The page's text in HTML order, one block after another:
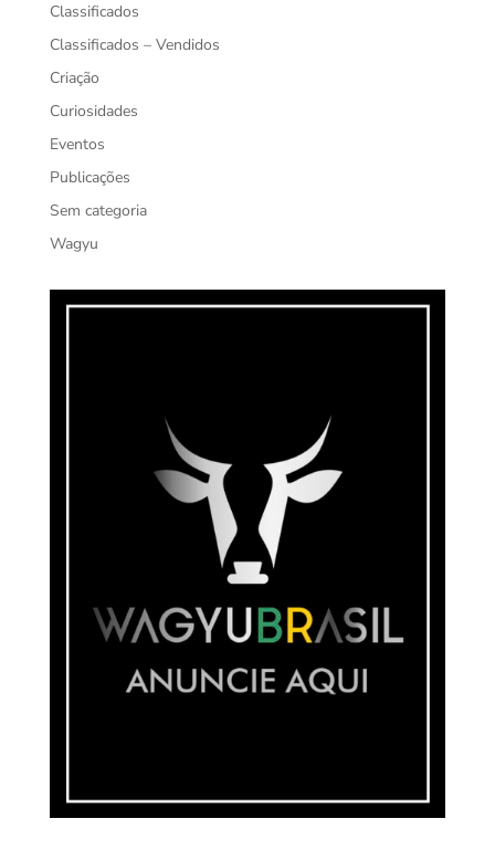
Classificados
Classificados – Vendidos
Criação
Curiosidades
Eventos
Publicações
Sem categoria
Wagyu